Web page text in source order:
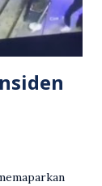
bersimpati